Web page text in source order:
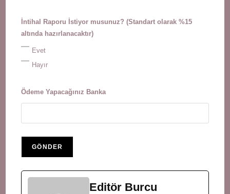
İntihal Raporu İstiyor musunuz? (Standart olarak %15
altında hazırlanacaktır)
Evet
Hayır
Ödeme Yapacağınız Banka
Editör Burcu